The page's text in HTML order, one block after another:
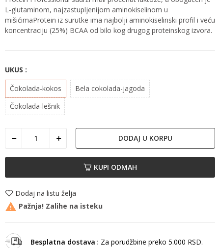
L-glutaminom, najzastupljenijom aminokiselinom u
mišićimaProtein iz surutke ima najbolji aminokiselinski profil i veću
koncentraciju (25%) BCAA od bilo kog drugog proteinskog izvora.
UKUS :
Čokolada-kokos
Bela cokolada-jagoda
Čokolada-lešnik
DODAJ U KORPU
KUPI ODMAH
Dodaj na listu želja
 Pažnja! Zalihe na isteku
Besplatna dostava Za porudžbine preko 5.000 RSD.